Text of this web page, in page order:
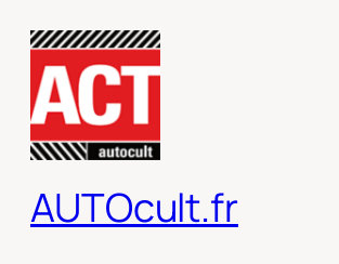
contenu
AUTOcult.fr